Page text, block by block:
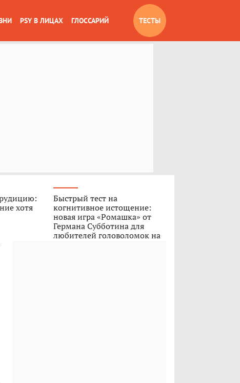
PSY В ЛИЦАХ ГЛОССАРИЙ ТЕСТЫ
хотя
Быстрый тест на
когнитивное истощение:
новая игра «Ромашка» от
Германа Субботина для
любителей головоломок на